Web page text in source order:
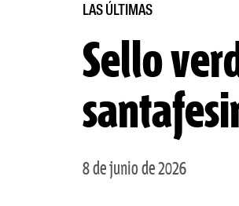
LAS ÚLTIMAS
Sello
8 de junio de 2026